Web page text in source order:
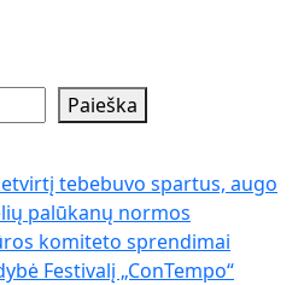
Paieška
tebebuvo spartus, augo
palūkanų normos
komiteto sprendimai
Festivalį „ConTempo“